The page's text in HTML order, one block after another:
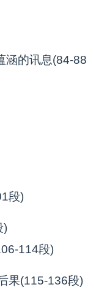
涵的讯息(84-88
段)
)
114段)
果(115-136段)